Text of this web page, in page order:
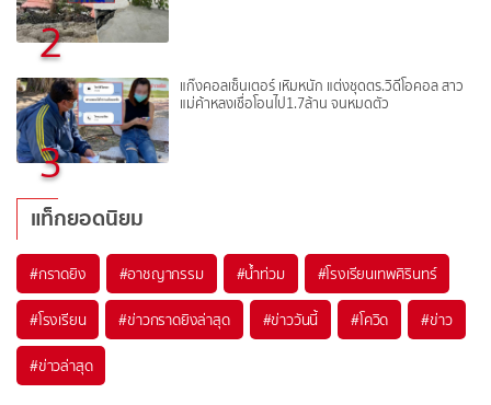
2
3
แก๊งคอลเซ็นเตอร์ เหิมหนัก แต่งชุดตร.วิดีโอคอล สาว
แม่ค้าหลงเชื่อโอนไป1.7ล้าน จนหมดตัว
แท็กยอดนิยม
#กราดยิง #อาชญากรรม #น้ำท่วม #โรงเรียนเทพศิรินทร์
#โรงเรียน #ข่าวกราดยิงล่าสุด #ข่าววันนี้ #โควิด #ข่าว
#ข่าวล่าสุด